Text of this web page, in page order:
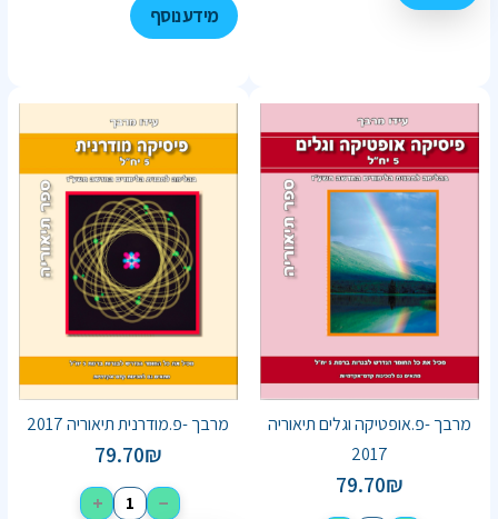
מידע נוסף
מרבך -פ.אופטיקה וגלים תיאוריה
2017
79.70₪
מרבך -פ.מודרנית תיאוריה 2017
79.70₪
−
+